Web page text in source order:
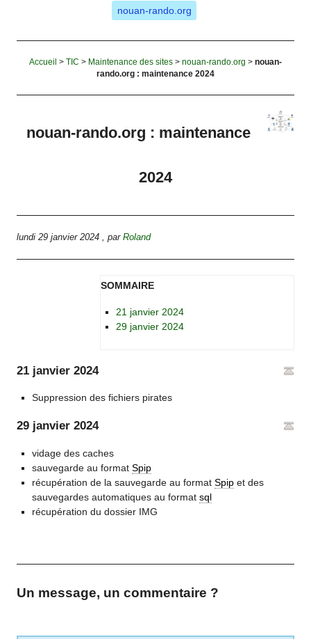
nouan-rando.org
Accueil > TIC > Maintenance des sites > nouan-rando.org > nouan-
rando.org : maintenance 2024
nouan-rando.org : maintenance
2024
lundi 29 janvier 2024 ,parRoland
SOMMAIRE
21 janvier 2024
29 janvier 2024
21 janvier 2024
Suppression des fichiers pirates
29 janvier 2024
vidage des caches
sauvegarde au format Spip
récupération de la sauvegarde au format Spipet des
sauvegardes automatiques au format sql
récupération du dossier IMG
Un message, un commentaire ?